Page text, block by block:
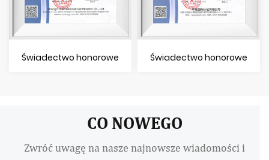
Świadectwo honorowe Świadectwo honorowe
CO NOWEGO
Zwróć uwagę na nasze najnowsze wiadomości i